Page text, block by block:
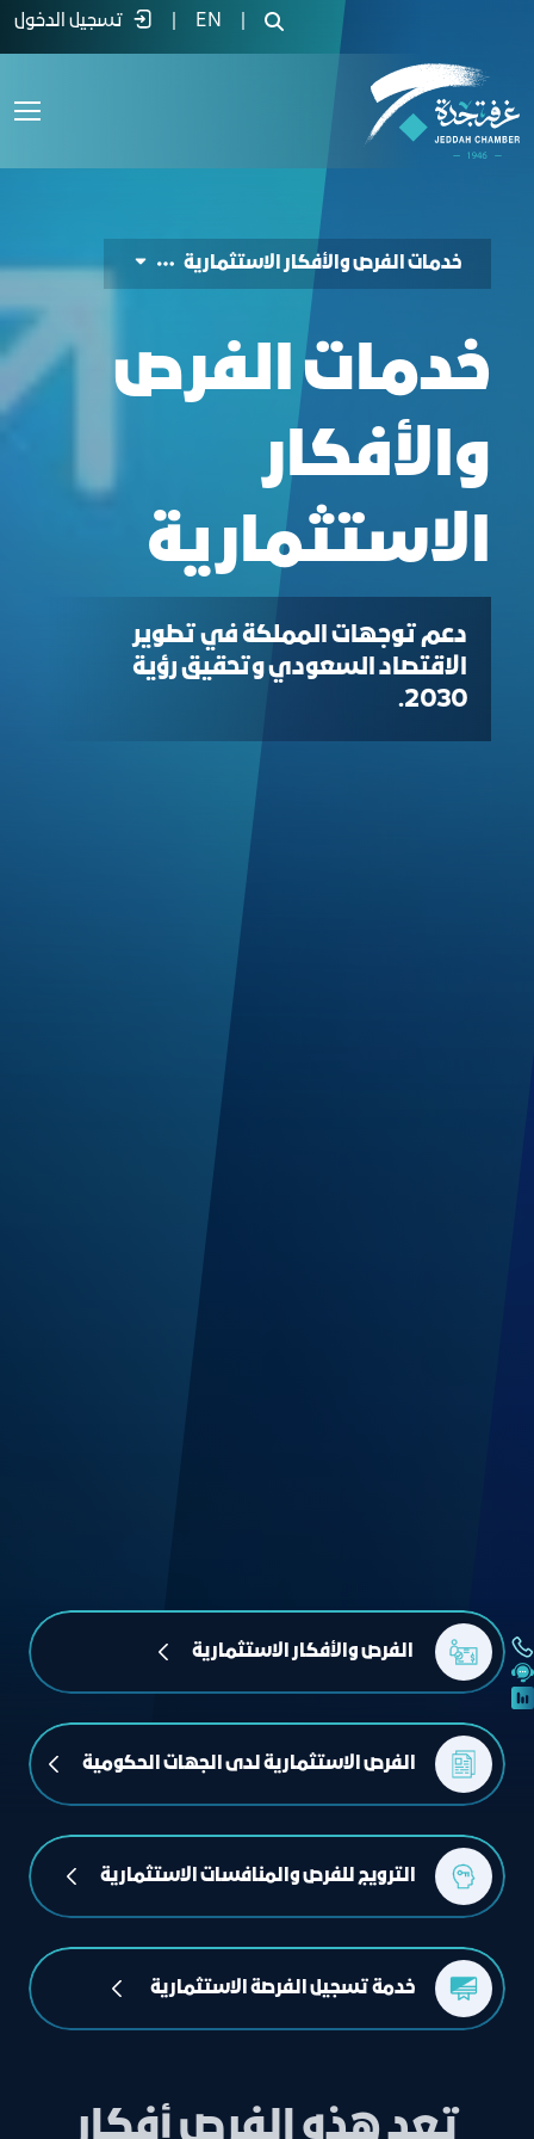
خدمات الفرص والأفكار الاستثمارية - غرفة
EN تسجيل الدخول
خدمات الفرص والأفكار الاستثمارية
خدمات الفرص
والأفكار
الاستثمارية
دعم توجهات المملكة في تطوير
الاقتصاد السعودي وتحقيق رؤية
2030.
الفرص والأفكار الاستثمارية
الفرص الاستثمارية لدى الجهات الحكومية
الترويج للفرص والمنافسات الاستثمارية
خدمة تسجيل الفرصة الاستثمارية